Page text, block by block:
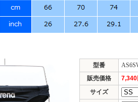
型番
販売価格
7,340
サイズ